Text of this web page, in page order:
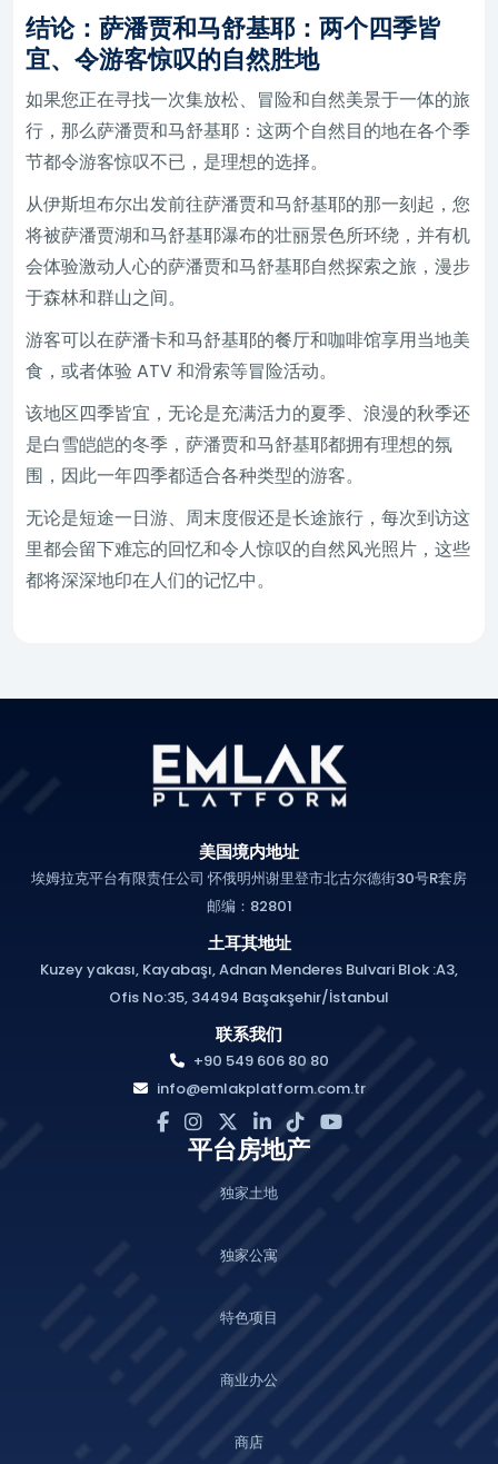
结论：萨潘贾和马舒基耶：两个四季皆
宜、令游客惊叹的自然胜地
如果您正在寻找一次集放松、冒险和自然美景于一体的旅
行，那么萨潘贾和马舒基耶：这两个自然目的地在各个季
节都令游客惊叹不已，是理想的选择。
从伊斯坦布尔出发前往萨潘贾和马舒基耶的那一刻起，您
将被萨潘贾湖和马舒基耶瀑布的壮丽景色所环绕，并有机
会体验激动人心的萨潘贾和马舒基耶自然探索之旅，漫步
于森林和群山之间。
游客可以在萨潘卡和马舒基耶的餐厅和咖啡馆享用当地美
食，或者体验 ATV 和滑索等冒险活动。
该地区四季皆宜，无论是充满活力的夏季、浪漫的秋季还
是白雪皑皑的冬季，萨潘贾和马舒基耶都拥有理想的氛
围，因此一年四季都适合各种类型的游客。
无论是短途一日游、周末度假还是长途旅行，每次到访这
里都会留下难忘的回忆和令人惊叹的自然风光照片，这些
都将深深地印在人们的记忆中。
美国境内地址
埃姆拉克平台有限责任公司 怀俄明州谢里登市北古尔德街30号R套房
邮编：82801
土耳其地址
Kuzey yakası, Kayabaşı, Adnan Menderes Bulvari Blok :A3,
Ofis No:35, 34494 Başakşehir/İstanbul
联系我们
+90 549 606 80 80
info@emlakplatform.com.tr
平台房地产
独家土地
独家公寓
特色项目
商业办公
商店